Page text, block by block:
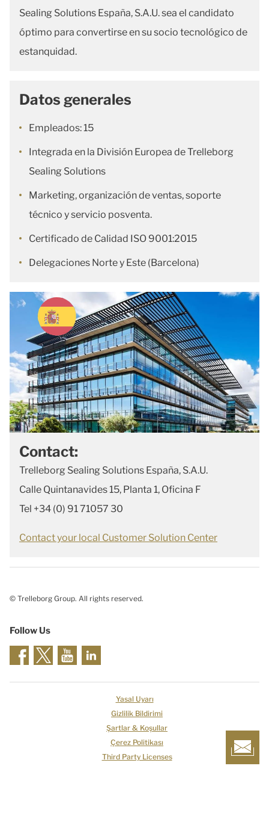
Sealing Solutions España, S.A.U. sea el candidato
óptimo para convertirse en su socio tecnológico de
estanquidad.
Datos generales
Empleados: 15
Integrada en la División Europea de Trelleborg
Sealing Solutions
Marketing, organización de ventas, soporte
técnico y servicio posventa.
Certificado de Calidad ISO 9001:2015
Delegaciones Norte y Este (Barcelona)
Contact:
Trelleborg Sealing Solutions España, S.A.U.
Calle Quintanavides 15, Planta 1, Oficina F
Tel +34 (0) 91 71057 30
Contact your local Customer Solution Center
© Trelleborg Group. All rights reserved.
Follow Us
Yasal Uyarı
Gizlilik Bildirimi
Şartlar & Koşullar
Çerez Politikası
Third Party Licenses